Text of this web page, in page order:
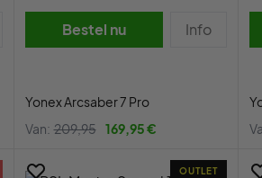
Bestel nu Info
Yonex Arcsaber 7 Pro
Van: 209,95 169,95 €
OUTLET